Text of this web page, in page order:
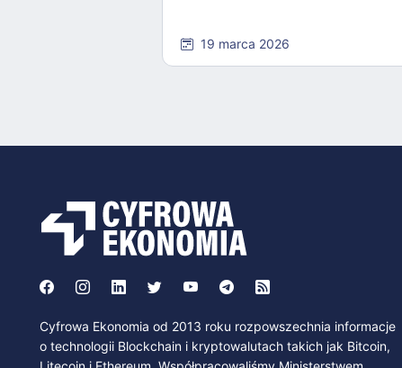
19 marca 2026
Cyfrowa Ekonomia od 2013 roku rozpowszechnia informacje
o technologii Blockchain i kryptowalutach takich jak Bitcoin,